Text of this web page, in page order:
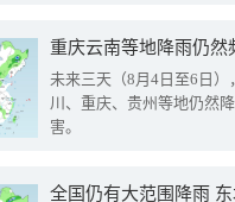
重庆云南等地降雨仍然
未来三天（8月4日至6日
川、重庆、贵州等地仍然
害。
全国仍有大范围降雨